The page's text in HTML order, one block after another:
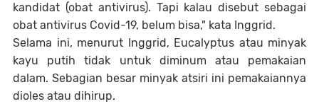
kandidat (obat antivirus). Tapi kalau disebut sebagai
obat antivirus Covid-19, belum bisa," kata Inggrid.
Selama ini, menurut Inggrid, Eucalyptus atau minyak
kayu putih tidak untuk diminum atau pemakaian
dalam. Sebagian besar minyak atsiri ini pemakaiannya
dioles atau dihirup.